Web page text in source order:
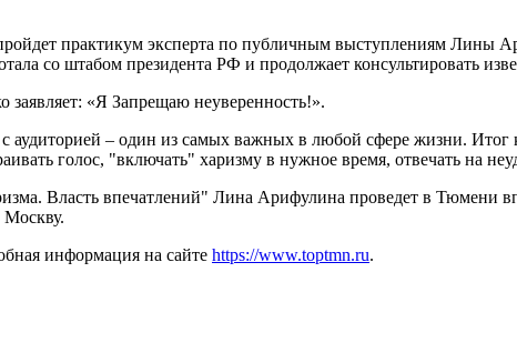
практикум эксперта по публичным выступлениям Лины
со штабом президента РФ и продолжает консультировать
«Я Запрещаю неуверенность!».
– один из самых важных в любой сфере жизни.
голос, "включать" харизму в нужное время, отвечать на
Власть впечатлений" Лина Арифулина проведет в Тюмени
Москву.
информация на сайте https://www.toptmn.ru.